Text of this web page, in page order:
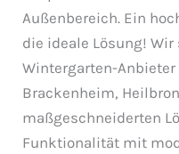
Außenbereich. Ein
die ideale Lösung!
Wintergarten-
Brackenheim,
maßgeschneiderten
Funktionalität mit